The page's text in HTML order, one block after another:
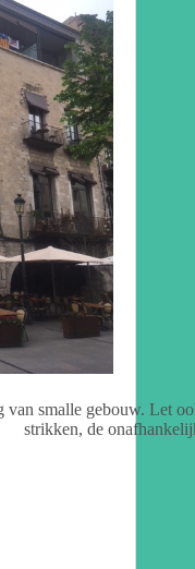
smalle gebouw. Let
strikken, de